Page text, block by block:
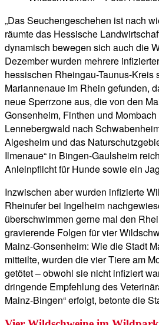
„Das Seuchengeschehen ist nach
räumte das Hessische
dynamisch bewegen sich auch die
Dezember wurden mehrere
hessischen Rheingau-Taunus-Kreis
Mariannenaue im Rhein gefunden,
neue Sperrzone aus, die von den
Gonsenheim, Finthen und
Lennebergwald nach
Algesheim und das
Ilmenaue“ in Bingen-Gaulsheim
Anleinpflicht für Hunde sowie ein
Inzwischen aber wurden infizierte
Rheinufer bei Ingelheim
überschwimmen gerne mal den
gravierende Folgen für vier
Mainz-Gonsenheim: Wie die Stadt
mitteilte, wurden die vier Tiere am
getötet – obwohl sie nicht infiziert
dringende Empfehlung des
Mainz-Bingen“ erfolgt, betonte die